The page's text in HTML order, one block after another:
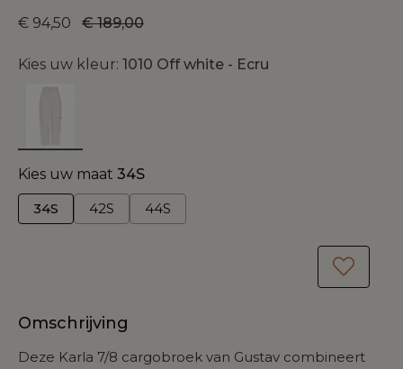
€ 189,00
€ 94,50
Kies uw kleur: 1010 Off white - Ecru
Kies uw maat 34S
34S
42S 44S
Omschrijving
Deze Karla 7/8 cargobroek van Gustav combineert